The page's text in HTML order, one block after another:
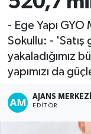
- Ege Yapı
Sokullu: - 'Satış
yakaladığımız
yapımızı da
AJANS MERKEZI
EDITÖR